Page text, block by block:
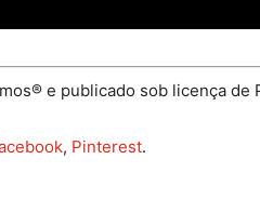
e publicado sob licença
, Pinterest.